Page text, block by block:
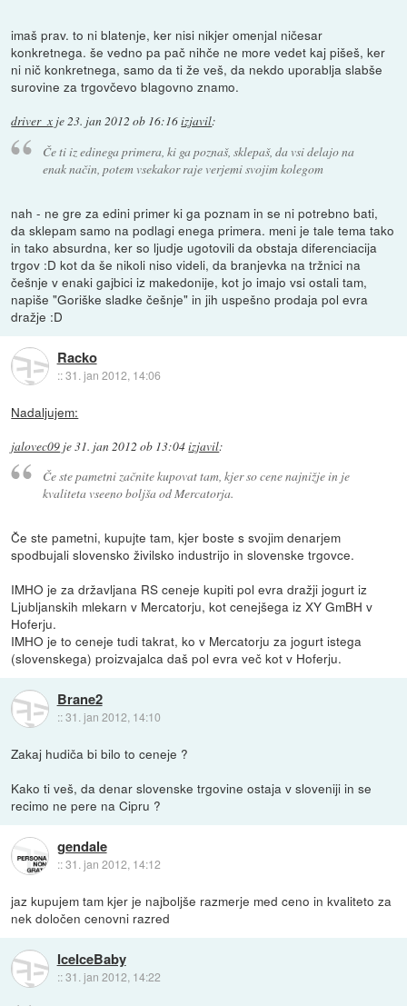
imaš prav. to ni blatenje, ker nisi nikjer omenjal ničesar
konkretnega. še vedno pa pač nihče ne more vedet kaj pišeš, ker
ni nič konkretnega, samo da ti že veš, da nekdo uporablja slabše
surovine za trgovčevo blagovno znamo.
driver_x je23. jan 2012 ob 16:16izjavil:
Če ti iz edinega primera, ki ga poznaš, sklepaš, da vsi delajo na
enak način, potem vsekakor raje verjemi svojim kolegom
nah - ne gre za edini primer ki ga poznam in se ni potrebno bati,
da sklepam samo na podlagi enega primera. meni je tale tema tako
in tako absurdna, ker so ljudje ugotovili da obstaja diferenciacija
trgov :D kot da še nikoli niso videli, da branjevka na tržnici na
češnje v enaki gajbici iz makedonije, kot jo imajo vsi ostali tam,
napiše "Goriške sladke češnje" in jih uspešno prodaja pol evra
dražje :D
Racko
::31. jan 2012, 14:06
Nadaljujem:
jalovec09 je31. jan 2012 ob 13:04izjavil:
Če ste pametni začnite kupovat tam, kjer so cene najnižje in je
kvaliteta vseeno boljša od Mercatorja.
Če ste pametni, kupujte tam, kjer boste s svojim denarjem
spodbujali slovensko živilsko industrijo in slovenske trgovce.
IMHO je za državljana RS ceneje kupiti pol evra dražji jogurt iz
Ljubljanskih mlekarn v Mercatorju, kot cenejšega iz XY GmBH v
Hoferju.
IMHO je to ceneje tudi takrat, ko v Mercatorju za jogurt istega
(slovenskega) proizvajalca daš pol evra več kot v Hoferju.
Brane2
::31. jan 2012, 14:10
Zakaj hudiča bi bilo to ceneje ?
Kako ti veš, da denar slovenske trgovine ostaja v sloveniji in se
recimo ne pere na Cipru ?
gendale
::31. jan 2012, 14:12
jaz kupujem tam kjer je najboljše razmerje med ceno in kvaliteto za
nek določen cenovni razred
IceIceBaby
::31. jan 2012, 14:22